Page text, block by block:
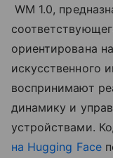
WM 1.0,
ориентирована
искусственного
воспринимают
динамику и
устройствами.
на Hugging Face